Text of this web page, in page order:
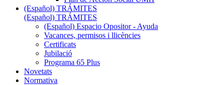
(Español) TRÁMITES
(Español) TRÁMITES
(Español) Espacio Opositor - Ayuda
Vacances, permisos i llicències
Certificats
Jubilació
Programa 65 Plus
Novetats
Normativa